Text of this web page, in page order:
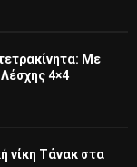
Με
4×4
νίκη Τάνακ στα